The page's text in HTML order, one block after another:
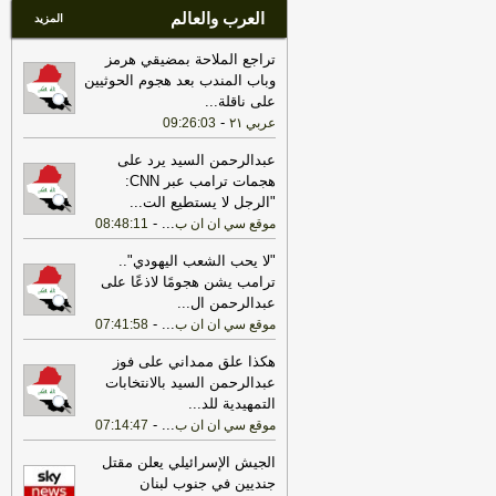
العرب والعالم المزيد
تراجع الملاحة بمضيقي هرمز
وباب المندب بعد هجوم الحوثيين
على ناقلة...
عربي ٢١ -
09:26:03
عبدالرحمن السيد يرد على
هجمات ترامب عبر CNN:
"الرجل لا يستطيع الت...
موقع سي ان ان ب...
-
08:48:11
"لا يحب الشعب اليهودي"..
ترامب يشن هجومًا لاذعًا على
عبدالرحمن ال...
موقع سي ان ان ب...
-
07:41:58
هكذا علق ممداني على فوز
عبدالرحمن السيد بالانتخابات
التمهيدية للد...
موقع سي ان ان ب...
-
07:14:47
الجيش الإسرائيلي يعلن مقتل
جنديين في جنوب لبنان